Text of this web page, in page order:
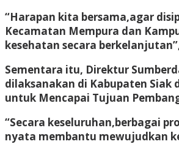
“Harapan kita bersama,agar
Kecamatan Mempura dan
kesehatan secara
Sementara itu, Direktur
dilaksanakan di Kabupaten Siak
untuk Mencapai Tujuan
“Secara keseluruhan,berbagai
nyata membantu mewujudkan